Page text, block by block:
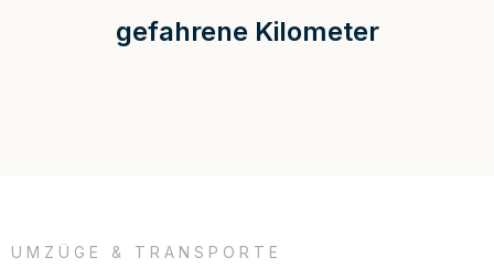
gefahrene Kilometer
UMZÜGE & TRANSPORTE